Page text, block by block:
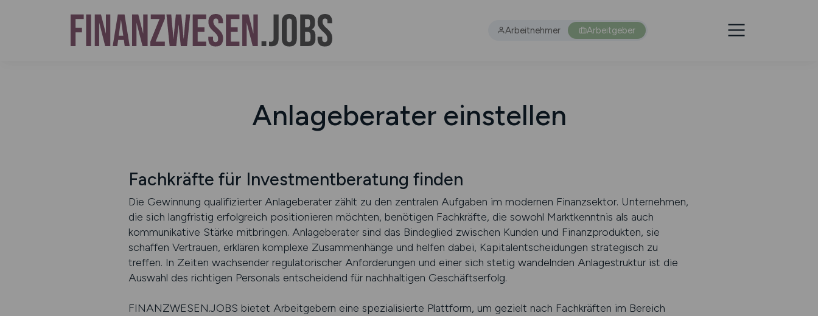
Arbeitnehmer Arbeitgeber
Anlageberater einstellen
Fachkräfte für Investmentberatung finden
Die Gewinnung qualifizierter Anlageberater zählt zu den zentralen Aufgaben im modernen Finanzsektor. Unternehmen,
die sich langfristig erfolgreich positionieren möchten, benötigen Fachkräfte, die sowohl Marktkenntnis als auch
kommunikative Stärke mitbringen. Anlageberater sind das Bindeglied zwischen Kunden und Finanzprodukten, sie
schaffen Vertrauen, erklären komplexe Zusammenhänge und helfen dabei, Kapitalentscheidungen strategisch zu
treffen. In Zeiten wachsender regulatorischer Anforderungen und einer sich stetig wandelnden Anlagestruktur ist die
Auswahl des richtigen Personals entscheidend für nachhaltigen Geschäftserfolg.
FINANZWESEN.JOBS bietet Arbeitgebern eine spezialisierte Plattform, um gezielt nach Fachkräften im Bereich